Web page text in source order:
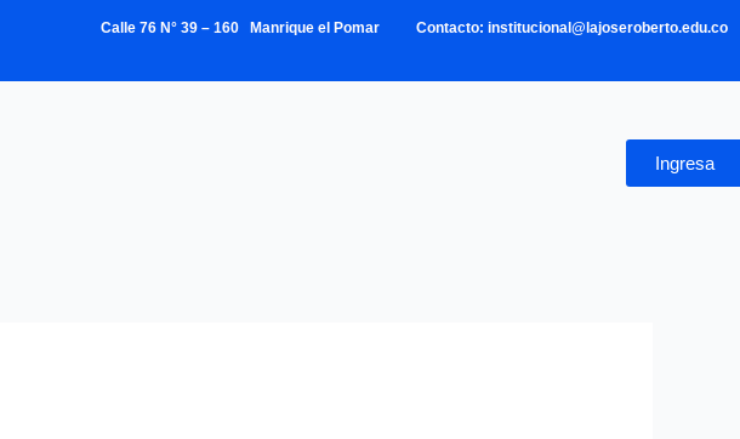
Calle 76 N° 39 – 160 Manrique el Pomar Contacto: institucional@lajoseroberto.edu.co
Ingresa